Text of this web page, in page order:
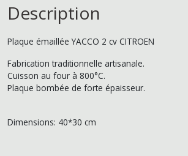
Description
Plaque émaillée YACCO 2 cv CITROEN
Fabrication traditionnelle artisanale.
Cuisson au four à 800°C.
Plaque bombée de forte épaisseur.
Dimensions: 40*30 cm